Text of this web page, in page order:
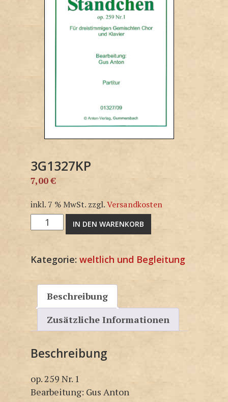
3G1327KP
7,00€
inkl. 7 % MwSt. zzgl.Versandkosten
3G1327KP
Menge
IN DEN WARENKORB
Kategorie: weltlich und Begleitung
Beschreibung
Zusätzliche Informationen
Beschreibung
op. 259 Nr. 1
Bearbeitung: Gus Anton